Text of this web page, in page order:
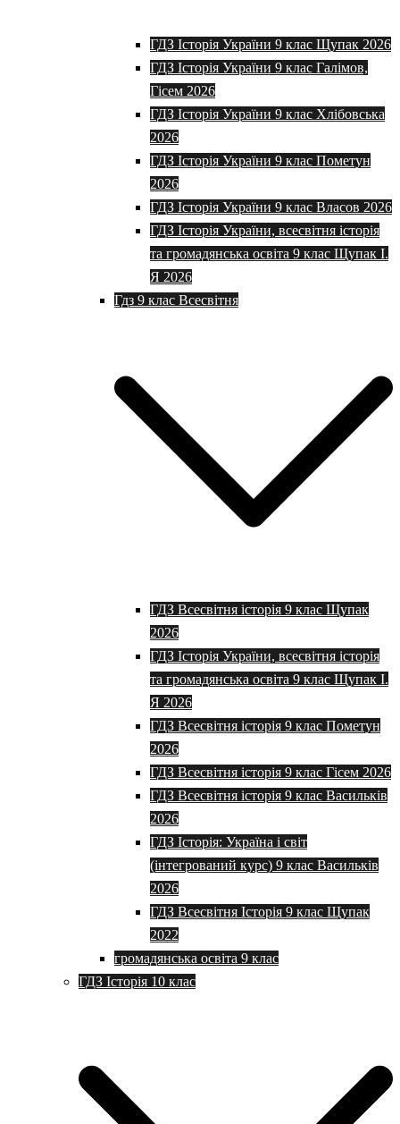
ГДЗ Історія України 9 клас Щупак 2026
ГДЗ Історія України 9 клас Галімов,
Гісем 2026
ГДЗ Історія України 9 клас Хлібовська
2026
ГДЗ Історія України 9 клас Пометун
2026
ГДЗ Історія України 9 клас Власов 2026
ГДЗ Історія України, всесвітня історія
та громадянська освіта 9 клас Щупак І.
Я 2026
Гдз 9 клас Всесвітня
ГДЗ Всесвітня історія 9 клас Щупак
2026
ГДЗ Історія України, всесвітня історія
та громадянська освіта 9 клас Щупак І.
Я 2026
ГДЗ Всесвітня історія 9 клас Пометун
2026
ГДЗ Всесвітня історія 9 клас Гісем 2026
ГДЗ Всесвітня історія 9 клас Васильків
2026
ГДЗ Історія: Україна і світ
(інтегрований курс) 9 клас Васильків
2026
ГДЗ Всесвітня Історія 9 клас Щупак
2022
громадянська освіта 9 клас
ГДЗ Історія 10 клас